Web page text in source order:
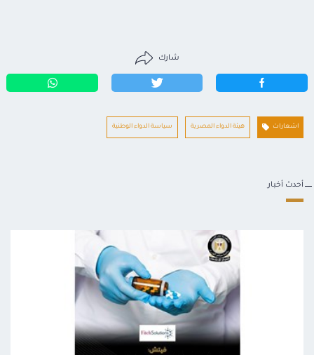
شارك
اشعارات هيئة الدواء المصرية سياسة الدواء الوطنية
أحدث أخبار